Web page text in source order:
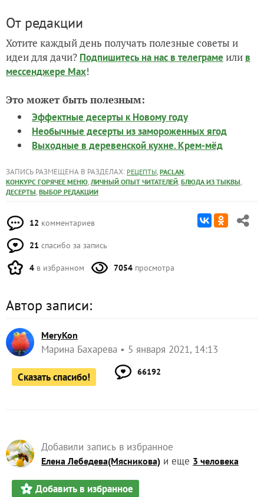
От редакции
Хотите каждый день получать полезные советы и
идеи для дачи? Подпишитесь на нас в телеграме или в
мессенджере Max!
Это может быть полезным:
Эффектные десерты к Новому году
Необычные десерты из замороженных ягод
Выходные в деревенской кухне. Крем-мёд
ЗАПИСЬ РАЗМЕЩЕНА В РАЗДЕЛАХ: РЕЦЕПТЫ, PACLAN,
КОНКУРС ГОРЯЧЕЕ МЕНЮ, ЛИЧНЫЙ ОПЫТ ЧИТАТЕЛЕЙ, БЛЮДА ИЗ ТЫКВЫ,
ДЕСЕРТЫ, ВЫБОР РЕДАКЦИИ
12 комментариев
21 спасибо за запись
4 в избранном 7054 просмотра
Автор записи:
MeryKon
Марина Бахарева 5 января 2021, 14:13
Сказать спасибо! 66192
Добавили запись в избранное
Елена Лебедева(Мясникова) и еще 3 человека
Добавить в избранное